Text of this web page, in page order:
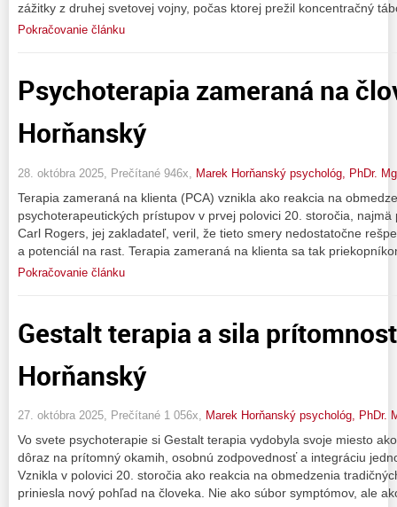
zážitky z druhej svetovej vojny, počas ktorej prežil koncentračný
Pokračovanie článku
Psychoterapia zameraná na
Horňanský
28. októbra 2025, Prečítané 946x, Marek Horňanský psychológ, PhDr.
Terapia zameraná na klienta (PCA) vznikla ako reakcia na
psychoterapeutických prístupov v prvej polovici 20. storočia,
Carl Rogers, jej zakladateľ, veril, že tieto smery nedostatočne
a potenciál na rast. Terapia zameraná na klienta sa tak
Pokračovanie článku
Gestalt terapia a sila
Horňanský
27. októbra 2025, Prečítané 1 056x, Marek Horňanský psychológ, PhDr.
Vo svete psychoterapie si Gestalt terapia vydobyla svoje miesto
dôraz na prítomný okamih, osobnú zodpovednosť a integráciu
Vznikla v polovici 20. storočia ako reakcia na obmedzenia
priniesla nový pohľad na človeka. Nie ako súbor symptómov, ale